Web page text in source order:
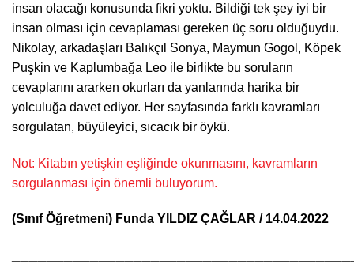
insan olacağı konusunda fikri yoktu. Bildiği tek şey iyi bir
insan olması için cevaplaması gereken üç soru olduğuydu.
Nikolay, arkadaşları Balıkçıl Sonya, Maymun Gogol, Köpek
Puşkin ve Kaplumbağa Leo ile birlikte bu soruların
cevaplarını ararken okurları da yanlarında harika bir
yolculuğa davet ediyor. Her sayfasında farklı kavramları
sorgulatan, büyüleyici, sıcacık bir öykü.
Not: Kitabın yetişkin eşliğinde okunmasını, kavramların
sorgulanması için önemli buluyorum.
(Sınıf Öğretmeni) Funda YILDIZ ÇAĞLAR / 14.04.2022